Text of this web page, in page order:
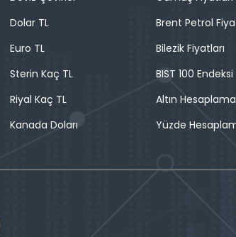
Dolar TL
Euro TL
Sterin Kaç TL
Riyal Kaç TL
Kanada Doları
Brent Petrol
Bilezik Fiyatları
BIST 100 Endeksi
Altın Hesaplama
Yüzde